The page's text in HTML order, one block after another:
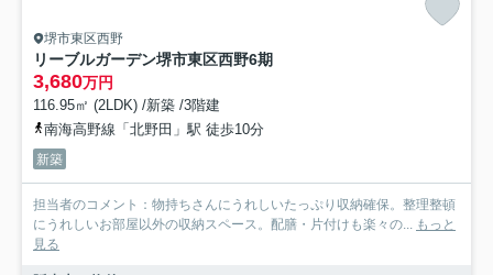
堺市東区西野
リーブルガーデン堺市東区西野6期
3,680万円
116.95㎡ (2LDK) /新築 /3階建
南海高野線「北野田」駅 徒歩10分
新築
担当者のコメント：物持ちさんにうれしいたっぷり収納確保。整理整頓
にうれしいお部屋以外の収納スペース。配膳・片付けも楽々の... もっと
見る